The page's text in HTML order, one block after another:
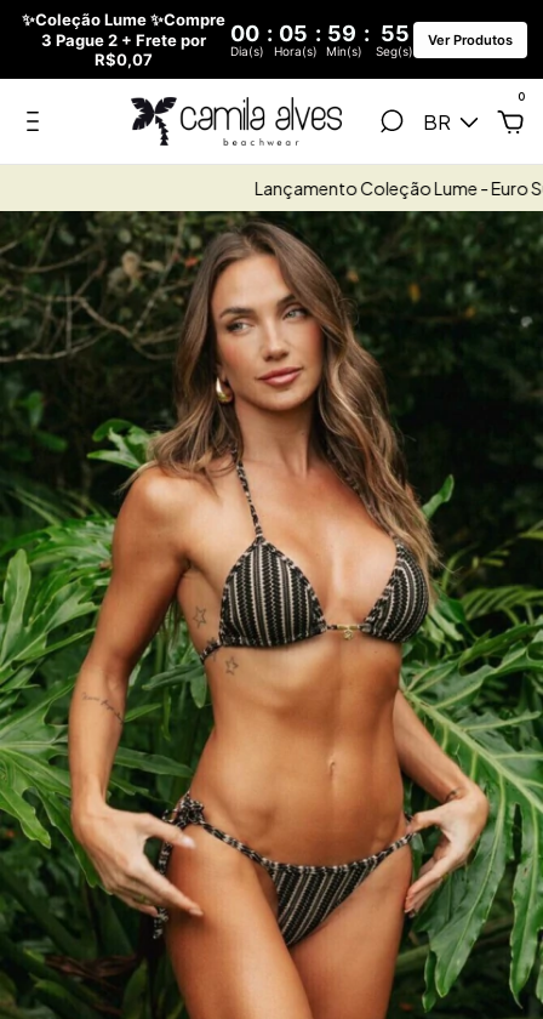
✨Coleção Lume ✨Compre
3 Pague 2 + Frete por
R$0,07
00 : 05 : 59 : 55
Dia(s) Hora(s) Min(s) Seg(s)
Ver Produtos
BR
0
Lançamento Coleção Lume - Euro